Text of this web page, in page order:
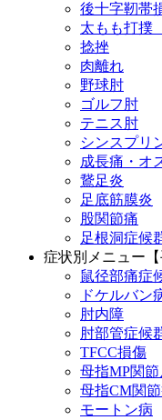
後十字靭帯
太もも打撲
捻挫
肉離れ
野球肘
ゴルフ肘
テニス肘
シンスプリ
成長痛・オ
鵞足炎
足底筋膜炎
股関節痛
足根洞症候
症状別メニュー【
鼠径部痛症
ドケルバン
肘内障
肘部管症候
TFCC損傷
母指MP関
母指CM関
モートン病